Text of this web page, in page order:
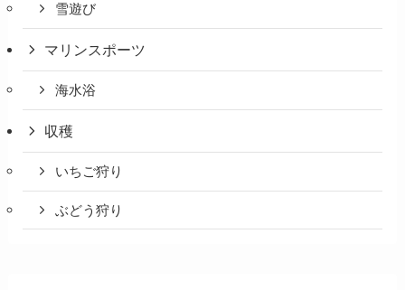
雪遊び
マリンスポーツ
海水浴
収穫
いちご狩り
ぶどう狩り